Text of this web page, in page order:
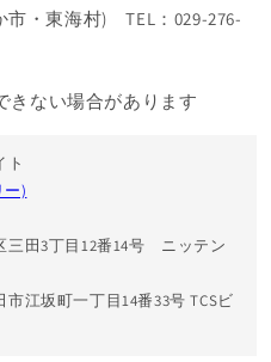
市・東海村) TEL：029-276-
ない場合があります
ト
ー)
三田3丁目12番14号 ニッテン
江坂町一丁目14番33号 TCSビ